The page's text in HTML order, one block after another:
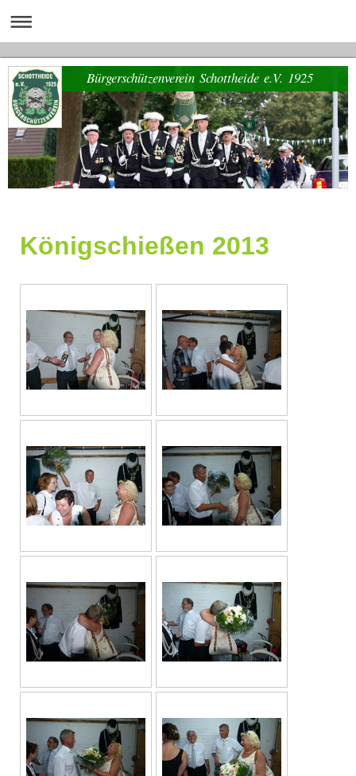
Bürgerschützenverein Schottheide e.V. 1925
Königschießen 2013